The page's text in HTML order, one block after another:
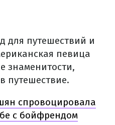
для путешествий и
певица
знаменитости,
путешествие.
спровоцировала
с бойфрендом